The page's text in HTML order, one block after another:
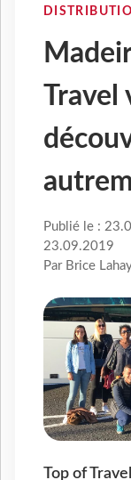
Travel
Publié le :
23.09.2019
Par Brice
Top of